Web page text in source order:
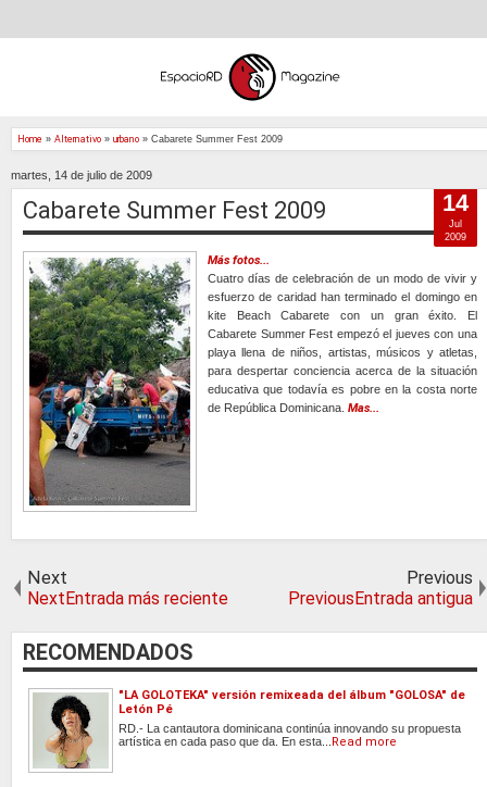
Home » Alternativo » urbano » Cabarete Summer Fest 2009
martes, 14 de julio de 2009
Cabarete Summer Fest 2009
Más fotos...
Cuatro días de celebración de un modo de vivir y
esfuerzo de caridad han terminado el domingo en
kite Beach Cabarete con un gran éxito. El
Cabarete Summer Fest empezó el jueves con una
playa llena de niños, artistas, músicos y atletas,
para despertar conciencia acerca de la situación
educativa que todavía es pobre en la costa norte
de República Dominicana. Mas...
14
Jul
2009
Next
NextEntrada más reciente
Previous
PreviousEntrada antigua
RECOMENDADOS
"LA GOLOTEKA" versión remixeada del álbum "GOLOSA" de
Letón Pé
RD.- La cantautora dominicana continúa innovando su propuesta
artística en cada paso que da. En esta... Read more